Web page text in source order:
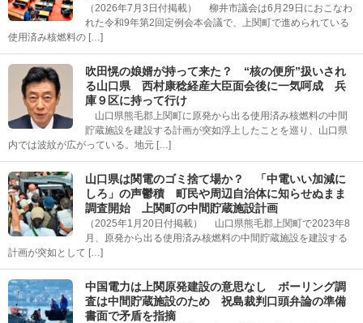
（2026年7月3日付掲載） 柳井市議会は6月29日におこなわ
れた令和9年第2回定例会本会議で、上関町で進められている
使用済み核燃料の […]
吹田愰の娘婿が持って来た？ “核の便所”扱いされ
る山口県 西村康稔経産大臣面会後に一気呵成 兵
庫９区に持って行け
山口県熊毛郡上関町に原発から出る使用済み核燃料の中間
貯蔵施設を建設する計画が突如浮上したことを巡り、山口県
内では波紋が広がっている。地元 […]
山口県は関電のゴミ捨て場か？ 「中電いい加減に
しろ」の声鬱積 町民や周辺自治体に知らせぬまま
調査開始 上関町の中間貯蔵施設計画
（2025年1月20日付掲載） 山口県熊毛郡上関町で2023年8
月、原発から出る使用済み核燃料の中間貯蔵施設を建設する
計画が突如として […]
中国電力は上関原発建設の意思なし ボーリング調
査は中間貯蔵施設のため 祝島裁判口頭弁論の準備
書面で矛盾を指摘